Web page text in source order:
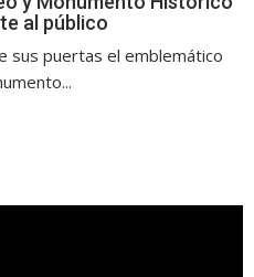
al público
sus puertas el emblemático